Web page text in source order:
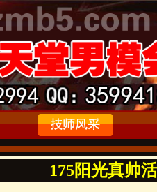
175阳光真帅